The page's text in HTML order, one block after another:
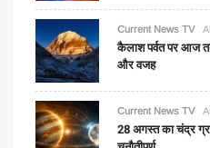
Current News TV
कैलाश पर्वत पर आज
और वजह
Current News TV
28 अगस्त का चंद्र